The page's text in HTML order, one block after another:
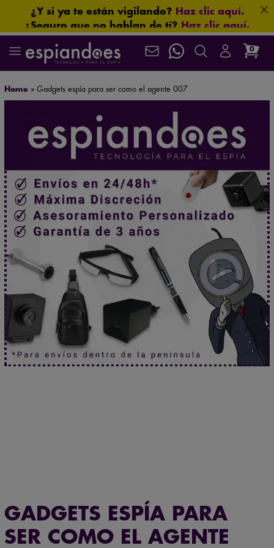
0
GADGETS ESPÍA PARA
SER COMO EL AGENTE
¿Y si ya te están vigilando?
Haz clic aquí.
¿Seguro que no hablan de ti? Haz clic aquí.
La ubicación nunca miente.Haz clic aquí.
Mira nuestros productos en acción en el
Máxima confidencialidad: paquetes neutros que
protegen su privacidad
¿Te están espiando?
Haz clic aquí.
Que no se te escape nada. Haz clic aquí.
¿Necesitas asesoramiento especializado?
Habla ahoracon nuestros expertos.
Asistencia postventa garantizada de por vida
Algunas imágenes lo cambian todo.
Haz clic aquí.
Protección total para tus conversaciones.
Haz clic aquí.
Aprueba cualquier examen.
Haz clic aquí.
Mira sin ser visto.
Haz clic aquí.
Tamaño mini. Prestaciones de gigante.
Haz clic aquí.